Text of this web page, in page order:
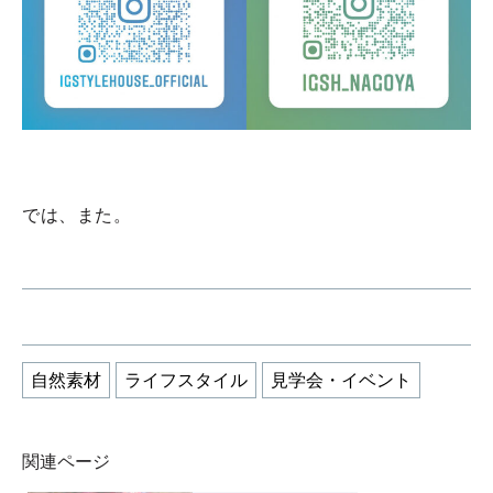
では、また。
自然素材 ライフスタイル 見学会・イベント
関連ページ